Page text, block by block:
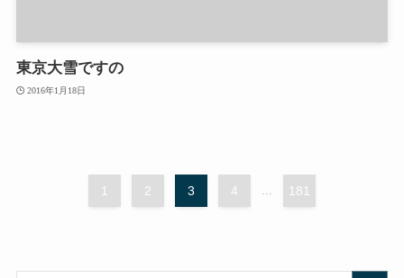
東京大雪ですの
2016年1月18日
1 2 3 4 ... 181